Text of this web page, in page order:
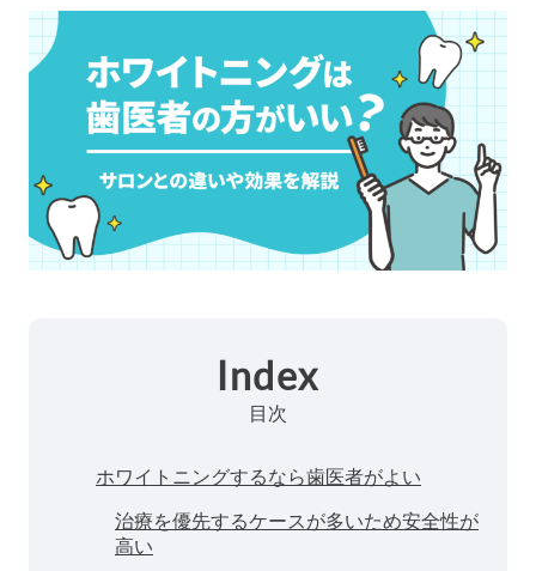
Index
目次
ホワイトニングするなら歯医者がよい
治療を優先するケースが多いため安全性が
高い